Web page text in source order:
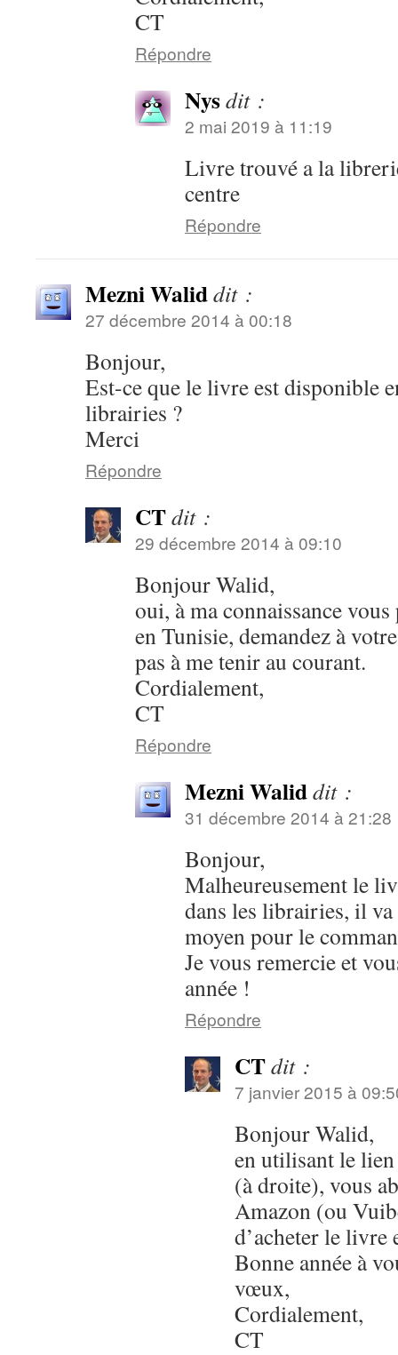
CT
Répondre
Nysdit :
2 mai 2019 à 11:19
Livre trouvé a la
centre
Répondre
Mezni Waliddit :
27 décembre 2014 à 00:18
Bonjour,
Est-ce que le livre est disponible
librairies ?
Merci
Répondre
CTdit :
29 décembre 2014 à 09:10
Bonjour Walid,
oui, à ma connaissance
en Tunisie, demandez à
pas à me tenir au courant.
Cordialement,
CT
Répondre
Mezni Waliddit :
31 décembre 2014 à 21:28
Bonjour,
Malheureusement le
dans les librairies, il
moyen pour le
Je vous remercie et
année !
Répondre
CTdit :
7 janvier 2015 à
Bonjour Walid,
en utilisant le lien
(à droite), vous
Amazon (ou
d’acheter le livre
Bonne année à
vœux,
Cordialement,
CT